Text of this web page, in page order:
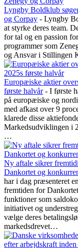
Lyngby Boldklub
og Corpay - Lyngby
at styrke deres team.
for tal og en passion
programmer som
og Ansvar i Stillingen
Europæiske aktier
første halvår - I første
på europæiske og
med afkast over 9
klarede disse
Markedsudviklingen i
…
Ny aftale sikrer
Dankortet og
har i dag præsenteret
fremtiden for
funktioner som
initiativet og
vælge deres
markedsdrevet…